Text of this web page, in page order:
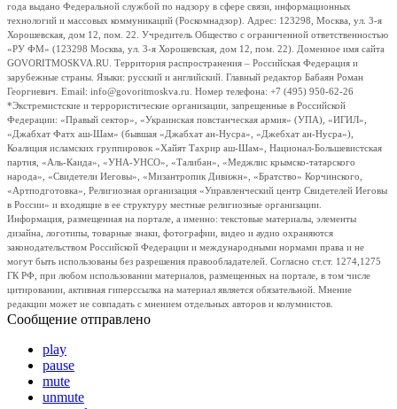
года выдано Федеральной службой по надзору в сфере связи, информационных
технологий и массовых коммуникаций (Роскомнадзор). Адрес: 123298, Москва, ул. 3-я
Хорошевская, дом 12, пом. 22. Учредитель Общество с ограниченной ответственностью
«РУ ФМ» (123298 Москва, ул. 3-я Хорошевская, дом 12, пом. 22). Доменное имя сайта
GOVORITMOSKVA.RU. Территория распространения – Российская Федерация и
зарубежные страны. Языки: русский и английский. Главный редактор Бабаян Роман
Георгиевич. Email: info@govoritmoskva.ru. Номер телефона: +7 (495) 950-62-26
*Экстремистские и террористические организации, запрещенные в Российской
Федерации: «Правый сектор», «Украинская повстанческая армия» (УПА), «ИГИЛ»,
«Джабхат Фатх аш-Шам» (бывшая «Джабхат ан-Нусра», «Джебхат ан-Нусра»),
Коалиция исламских группировок «Хайят Тахрир аш-Шам», Национал-Большевистская
партия, «Аль-Каида», «УНА-УНСО», «Талибан», «Меджлис крымско-татарского
народа», «Свидетели Иеговы», «Мизантропик Дивижн», «Братство» Корчинского,
«Артподготовка», Религиозная организация «Управленческий центр Свидетелей Иеговы
в России» и входящие в ее структуру местные религиозные организации.
Информация, размещенная на портале, а именно: текстовые материалы, элементы
дизайна, логотипы, товарные знаки, фотографии, видео и аудио охраняются
законодательством Российской Федерации и международными нормами права и не
могут быть использованы без разрешения правообладателей. Согласно ст.ст. 1274,1275
ГК РФ, при любом использовании материалов, размещенных на портале, в том числе
цитировании, активная гиперссылка на материал является обязательной. Мнение
редакции может не совпадать с мнением отдельных авторов и колумнистов.
Сообщение отправлено
play
pause
mute
unmute